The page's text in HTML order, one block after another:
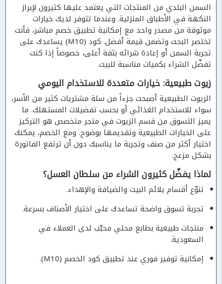
السمن البلدي من المنتجات التي يعتمد عليها كثيرون لإبراز
النكهة في الأطباق المنزلية. وعندما تتوفر لديك خيارات
موثوقة من مصدر واحد مع إمكانية تطبيق خصم مباشر، فأنت
تختصر البحث وتضمن قيمة أفضل. كود (M10) يساعدك على
تجربة السمن أو إعادة شرائه بثقة أعلى، خصوصاً إذا كنت
تفضّل الشراء بكميات مناسبة للبيت.
زيوت طبيعية: خيارات متعددة للاستخدام اليومي
الزيوت الطبيعية أصبحت جزءاً من سلة مشتريات كثير من الأسر،
سواء للاستخدام الغذائي أو بحسب تفضيلات المستهلك. ما
يميز التسوق من قسم الزيوت في متجر متخصص هو التركيز
على الخيارات الطبيعية وتقديمها بوضوح. ومع الخصم، يمكنك
اختيار أكثر من صنف وتجربة ما يناسبك دون أن ترتفع الفاتورة
بشكل مزعج.
لماذا يفضّل كثيرون الشراء من سلطان العسل؟
تنوّع أقسام يلائم البيت والضيافة والإهداء.
تجربة تسوق واضحة تساعدك على اختيار الأصناف بسرعة.
منتجات طبيعية بطابع محلي محبّب لدى العملاء في
السعودية.
إمكانية توفير فوري عند تطبيق كود الخصم (M10).